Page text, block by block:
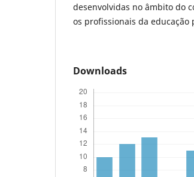
desenvolvidas no âmbito do
os profissionais da
Downloads